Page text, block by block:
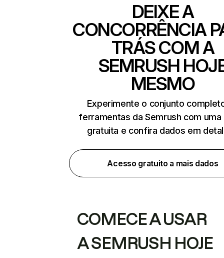
DEIXE A
CONCORRÊNCIA
TRÁS COM A
SEMRUSH
MESMO
Experimente o conjunto
ferramentas da Semrush com uma
gratuita e confira dados em
Acesso gratuito a mais dados
COMECE A USAR
A SEMRUSH HOJE